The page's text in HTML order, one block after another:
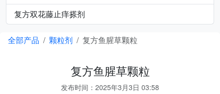
复方双花藤止痒搽剂
全部产品 颗粒剂 复方鱼腥草颗粒
复方鱼腥草颗粒
发布时间： 2025年3月3日 03:58